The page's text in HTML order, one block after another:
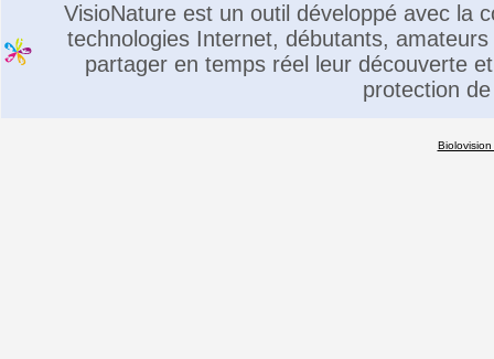
VisioNature est un outil développé avec la
technologies Internet, débutants,
partager en temps réel leur découverte
protection
Biolovision